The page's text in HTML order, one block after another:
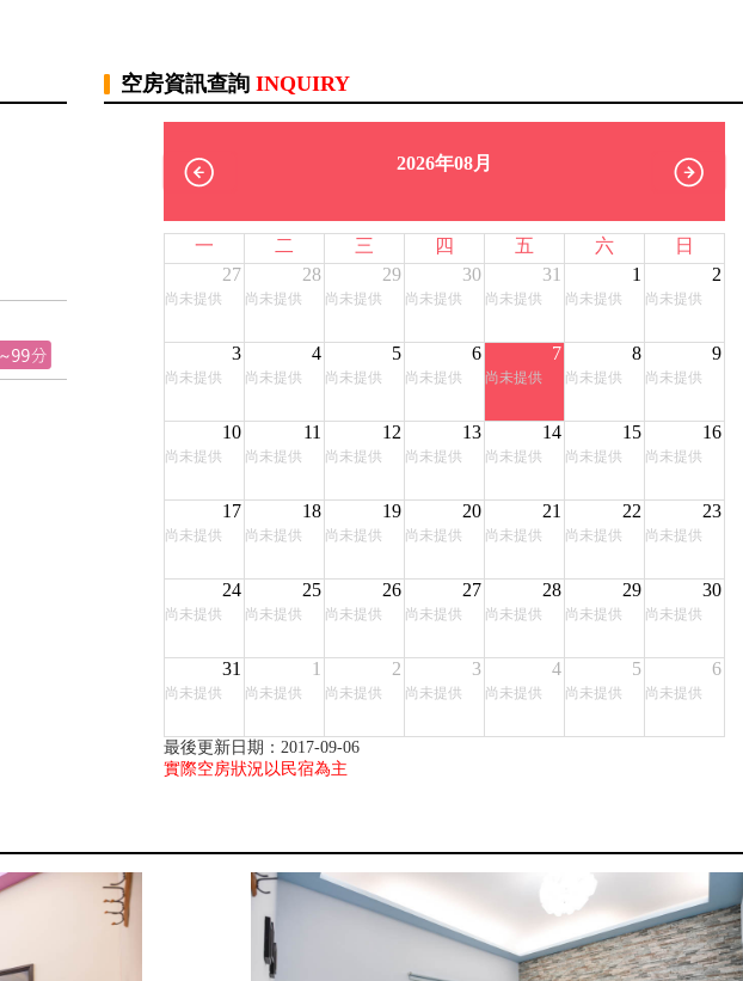
空房資訊查詢 INQUIRY
2026年08月
一 二 三 四 五 六
日
27
尚未提供
28
尚未提供
29
尚未提供
30
尚未提供
31
尚未提供
1
尚未提供
2
尚未提供
3
尚未提供
4
尚未提供
5
尚未提供
6
尚未提供
7
尚未提供
8
尚未提供
9
尚未提供
10
尚未提供
11
尚未提供
12
尚未提供
13
尚未提供
14
尚未提供
15
尚未提供
16
尚未提供
17
尚未提供
18
尚未提供
19
尚未提供
20
尚未提供
21
尚未提供
22
尚未提供
23
尚未提供
24
尚未提供
25
尚未提供
26
尚未提供
27
尚未提供
28
尚未提供
29
尚未提供
30
尚未提供
31
尚未提供
1
尚未提供
2
尚未提供
3
尚未提供
4
尚未提供
5
尚未提供
6
尚未提供
最後更新日期：2017-09-06
實際空房狀況以民宿為主